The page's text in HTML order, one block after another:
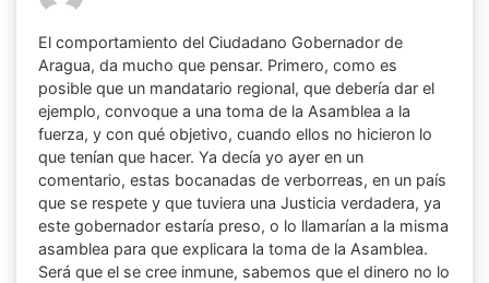
El comportamiento del Ciudadano Gobernador de
Aragua, da mucho que pensar. Primero, como es
posible que un mandatario regional, que debería dar el
ejemplo, convoque a una toma de la Asamblea a la
fuerza, y con qué objetivo, cuando ellos no hicieron lo
que tenían que hacer. Ya decía yo ayer en un
comentario, estas bocanadas de verborreas, en un país
que se respete y que tuviera una Justicia verdadera, ya
este gobernador estaría preso, o lo llamarían a la misma
asamblea para que explicara la toma de la Asamblea.
Será que el se cree inmune, sabemos que el dinero no lo